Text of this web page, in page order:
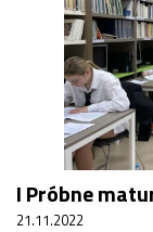
Plan nauczania klasa
I Próbne
21.11.2022